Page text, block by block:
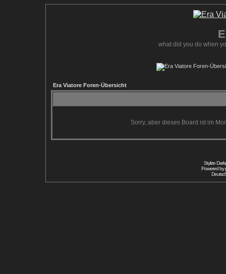
what did you do when
Era Viatore Foren-Übersicht
Sorry, aber dieses Board ist im
Stylize
Powered by